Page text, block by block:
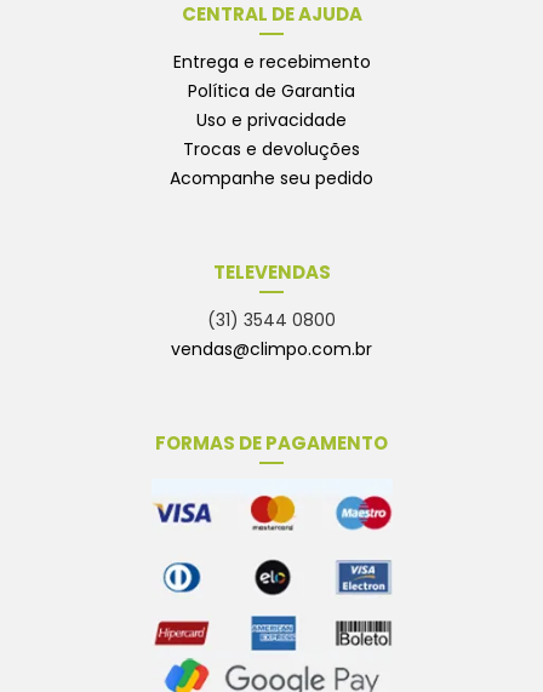
CENTRAL DE AJUDA
Entrega e recebimento
Política de Garantia
Uso e privacidade
Trocas e devoluções
Acompanhe seu pedido
TELEVENDAS
(31) 3544 0800
vendas@climpo.com.br
FORMAS DE PAGAMENTO